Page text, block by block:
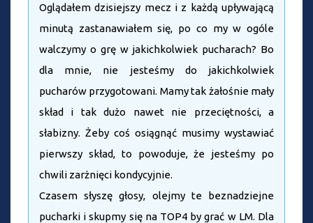
Oglądałem dzisiejszy mecz i z każdą upływającą
minutą zastanawiałem się, po co my w ogóle
walczymy o grę w jakichkolwiek pucharach? Bo
dla mnie, nie jesteśmy do jakichkolwiek
pucharów przygotowani. Mamy tak żałośnie mały
skład i tak dużo nawet nie przeciętności, a
słabizny. Żeby coś osiągnąć musimy wystawiać
pierwszy skład, to powoduje, że jesteśmy po
chwili zarżnięci kondycyjnie.
Czasem słyszę głosy, olejmy te beznadziejne
pucharki i skupmy się na TOP4 by grać w LM. Dla